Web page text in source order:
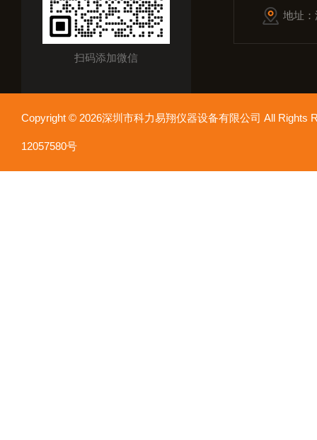
扫码添加微信
地址
Copyright © 2026深圳市科力易翔仪器设备有限公司 All
12057580号